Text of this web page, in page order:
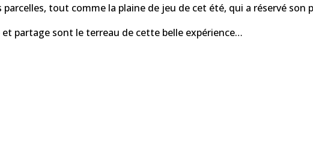
tout comme la plaine de jeu de cet été, qui a réservé
partage sont le terreau de cette belle expérience…